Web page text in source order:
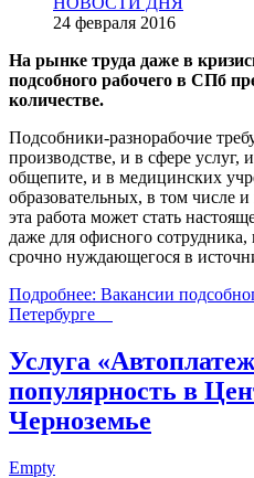
24 февраля 2016
На рынке труда даже в
подсобного рабочего в СПб
количестве.
Подсобники-разнорабочие
производстве, и в сфере услуг,
общепите, и в медицинских
образовательных, в том числе
эта работа может стать
даже для офисного
срочно нуждающегося в
Подробнее: Вакансии
Петербурге
Услуга
популярность в
Черноземье
Empty